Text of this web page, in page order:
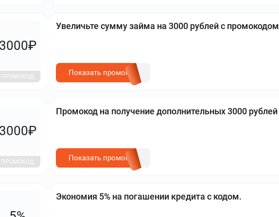
Увеличьте сумму займа на 3000 рублей с промокодом
ПРОМОКОД Показать промокод
Промокод на получение дополнительных 3000 рублей
ПРОМОКОД Показать промокод
Экономия 5% на погашении кредита с кодом.